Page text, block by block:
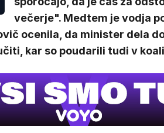
večerje". Medtem je vodja
ocenila, da minister dela
kar so poudarili tudi v